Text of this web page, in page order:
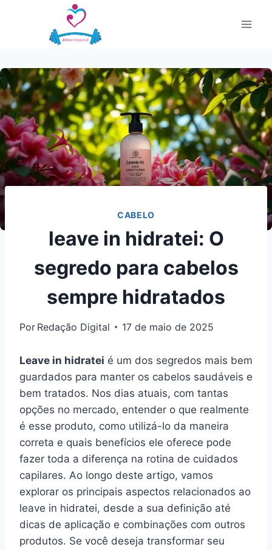
CABELO
leave in hidratei: O
segredo para cabelos
sempre hidratados
Por Redação Digital 17 de maio de 2025
Leave in hidratei é um dos segredos mais bem
guardados para manter os cabelos saudáveis e
bem tratados. Nos dias atuais, com tantas
opções no mercado, entender o que realmente
é esse produto, como utilizá-lo da maneira
correta e quais benefícios ele oferece pode
fazer toda a diferença na rotina de cuidados
capilares. Ao longo deste artigo, vamos
explorar os principais aspectos relacionados ao
leave in hidratei, desde a sua definição até
dicas de aplicação e combinações com outros
produtos. Se você deseja transformar seu